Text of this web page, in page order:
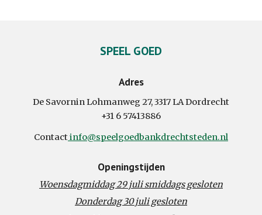
SPEEL GOED
Adres
De Savornin Lohmanweg 27, 3317 LA Dordrecht
+31 6 57413886
Contactinfo@speelgoedbankdrechtsteden.nl
Openingstijden
Woensdagmiddag 29 juli smiddags gesloten
Donderdag 30 juli gesloten